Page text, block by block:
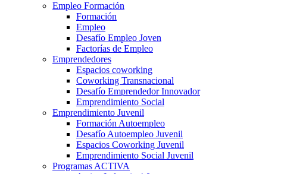
Empleo Formación
Formación
Empleo
Desafío Empleo Joven
Factorías de Empleo
Emprendedores
Espacios coworking
Coworking Transnacional
Desafío Emprendedor Innovador
Emprendimiento Social
Emprendimiento Juvenil
Formación Autoempleo
Desafío Autoempleo Juvenil
Espacios Coworking Juvenil
Emprendimiento Social Juvenil
Programas ACTIVA